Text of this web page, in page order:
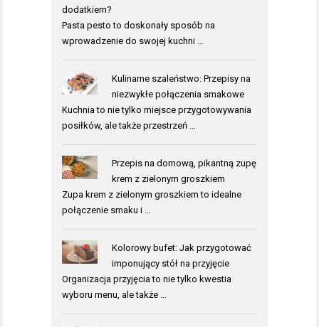
dodatkiem?
Pasta pesto to doskonały sposób na
wprowadzenie do swojej kuchni …
Kulinarne szaleństwo: Przepisy na
niezwykłe połączenia smakowe
Kuchnia to nie tylko miejsce przygotowywania
posiłków, ale także przestrzeń …
Przepis na domową, pikantną zupę
krem z zielonym groszkiem
Zupa krem z zielonym groszkiem to idealne
połączenie smaku i …
Kolorowy bufet: Jak przygotować
imponujący stół na przyjęcie
Organizacja przyjęcia to nie tylko kwestia
wyboru menu, ale także …